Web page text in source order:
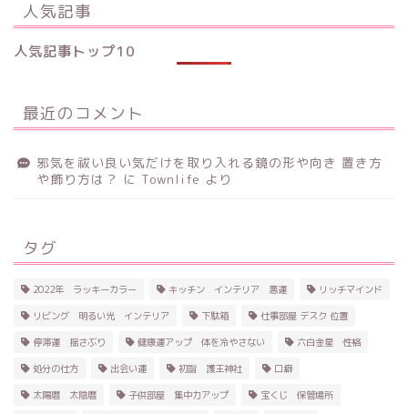
人気記事
人気記事トップ10
最近のコメント
邪気を祓い良い気だけを取り入れる鏡の形や向き 置き方
や飾り方は？ に Townlife より
タグ
2022年 ラッキーカラー キッチン インテリア 悪運 リッチマインド
リビング 明るい光 インテリア 下駄箱 仕事部屋 デスク 位置
停滞運 揺さぶり 健康運アップ 体を冷やさない 六白金星 性格
処分の仕方 出会い運 初詣 護王神社 口癖
太陽暦 太陰暦 子供部屋 集中力アップ 宝くじ 保管場所